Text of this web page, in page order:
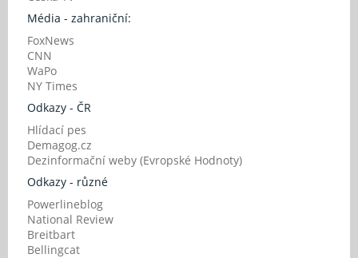
Média - zahraniční:
FoxNews
CNN
WaPo
NY Times
Odkazy - ČR
Hlídací pes
Demagog.cz
Dezinformační weby (Evropské Hodnoty)
Odkazy - různé
Powerlineblog
National Review
Breitbart
Bellingcat